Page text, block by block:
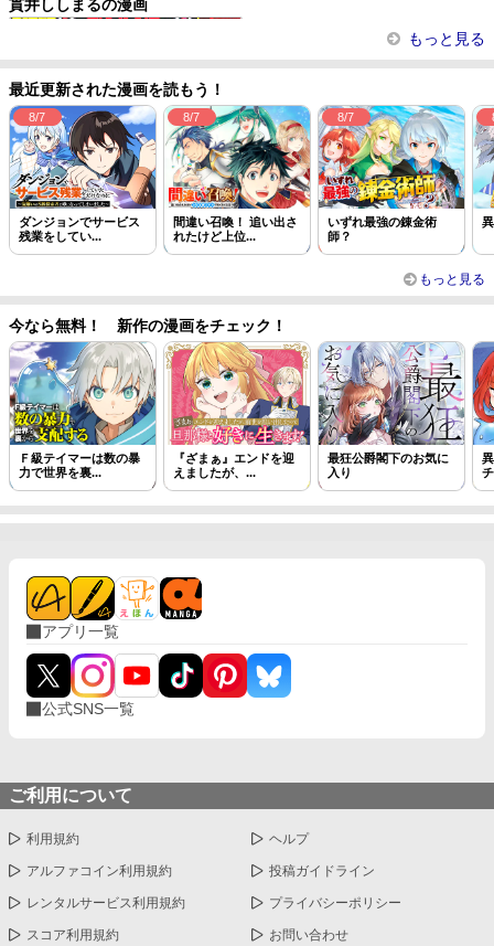
貫井ししまるの漫画
もっと見る
最近更新された漫画を読もう！
8/7
ダンジョンでサービス
残業をしてい...
8/7
間違い召喚！ 追い出さ
れたけど上位...
8/7
いずれ最強の錬金術
師？
もっと見る
今なら無料！ 新作の漫画をチェック！
Ｆ級テイマーは数の暴
力で世界を裏...
『ざまぁ』エンドを迎
えましたが、...
最狂公爵閣下のお気に
入り
アプリ一覧
公式SNS一覧
ご利用について
利用規約 ヘルプ
アルファコイン利用規約 投稿ガイドライン
レンタルサービス利用規約 プライバシーポリシー
スコア利用規約 お問い合わせ